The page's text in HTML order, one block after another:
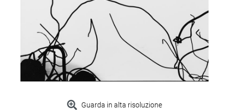
Guarda in alta risoluzione